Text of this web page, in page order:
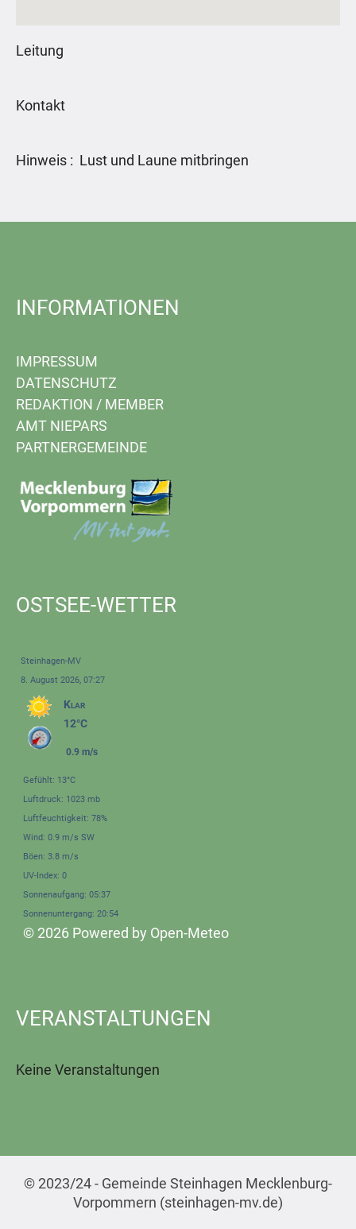
Leitung
Kontakt
Hinweis : Lust und Laune mitbringen
INFORMATIONEN
IMPRESSUM
DATENSCHUTZ
REDAKTION / MEMBER
AMT NIEPARS
PARTNERGEMEINDE
OSTSEE-WETTER
Steinhagen-MV
8. August 2026, 07:27
Klar
12°C
0.9 m/s
Gefühlt: 13°C
Luftdruck: 1023 mb
Luftfeuchtigkeit: 78%
Wind: 0.9 m/s SW
Böen: 3.8 m/s
UV-Index: 0
Sonnenaufgang: 05:37
Sonnenuntergang: 20:54
© 2026 Powered by Open-Meteo
VERANSTALTUNGEN
Keine Veranstaltungen
© 2023/24 - Gemeinde Steinhagen Mecklenburg-
Vorpommern (steinhagen-mv.de)